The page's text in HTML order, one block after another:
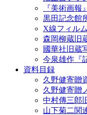
『美術画報
黒田記念館
X線フィル
森岡柳蔵旧
國華社旧蔵
今泉雄作『
資料目録
久野健寄贈
久野健寄贈
中村傳三郎
山下菊二関